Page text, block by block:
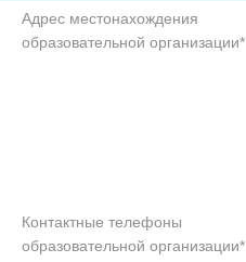
Адрес местонахождения
образовательной организации*
Контактные телефоны
образовательной организации*